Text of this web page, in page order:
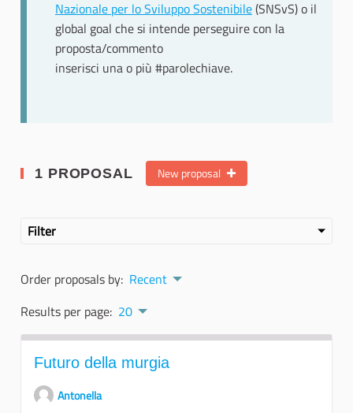
Nazionale per lo Sviluppo Sostenibile(SNSvS) o il
global goal che si intende perseguire con la
proposta/commento
inserisci una o più #parolechiave.
1 PROPOSAL New proposal
Filter
Order proposals by: Recent
Results per page: 20
Futuro della murgia
Antonella